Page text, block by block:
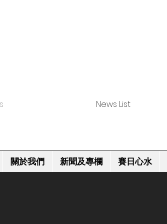
News List
關於我們 新聞及專欄 賽日心水